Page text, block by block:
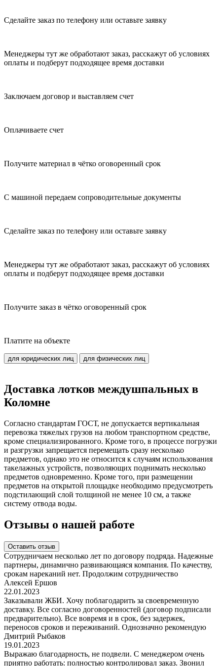
Сделайте заказ по телефону или оставьте заявку
Менеджеры тут же обработают заказ, расскажут об условиях
оплаты и подберут подходящее время доставки
Заключаем договор и выставляем счет
Оплачиваете счет
Получите материал в чётко оговоренный срок
С машиной передаем сопроводительные документы
Сделайте заказ по телефону или оставьте заявку
Менеджеры тут же обработают заказ, расскажут об условиях
оплаты и подберут подходящее время доставки
Получите заказ в чётко оговоренный срок
Платите на объекте
для юридических лиц для физических лиц
Доставка лотков междушпальных в
Коломне
Согласно стандартам ГОСТ, не допускается вертикальная
перевозка тяжелых грузов на любом транспортном средстве,
кроме специализированного. Кроме того, в процессе погрузки
и разгрузки запрещается перемещать сразу несколько
предметов, однако это не относится к случаям использования
такелажных устройств, позволяющих поднимать несколько
предметов одновременно. Кроме того, при размещении
предметов на открытой площадке необходимо предусмотреть
подстилающий слой толщиной не менее 10 см, а также
систему отвода воды.
Отзывы о нашей работе
Оставить отзыв
Сотрудничаем несколько лет по договору подряда. Надежные
партнеры, динамично развивающаяся компания. По качеству,
срокам нареканий нет. Продолжим сотрудничество
Алексей Ершов
22.01.2023
Заказывали ЖБИ. Хочу поблагодарить за своевременную
доставку. Все согласно договоренностей (договор подписали
предварительно). Все вовремя и в срок, без задержек,
переносов сроков и переживаний. Однозначно рекомендую
Дмитрий Рыбаков
19.01.2023
Выражаю благодарность, не подвели. С менеджером очень
приятно работать: полностью контролировал заказ. Звонил